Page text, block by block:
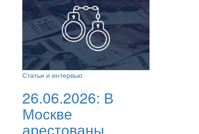
Статьи и интервью
26.06.2026: В
Москве
арестованы